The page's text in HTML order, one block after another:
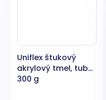
Uniflex štukový
akrylový tmel, tuba,
300 g